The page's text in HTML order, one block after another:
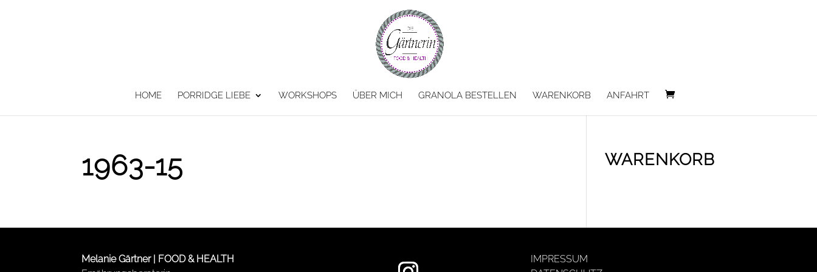
HOME PORRIDGE LIEBE WORKSHOPS ÜBER MICH GRANOLA BESTELLEN WARENKORB ANFAHRT
1963-15 WARENKORB
Melanie Gärtner | FOOD & HEALTH
IMPRESSUM